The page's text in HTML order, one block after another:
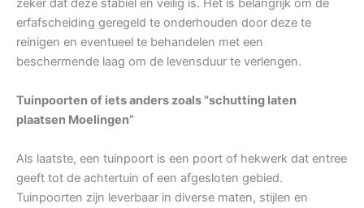
zeker dat deze stabiel en veilig is. Het is belangrijk om de
erfafscheiding geregeld te onderhouden door deze te
reinigen en eventueel te behandelen met een
beschermende laag om de levensduur te verlengen.
Tuinpoorten of iets anders zoals “schutting laten
plaatsen Moelingen”
Als laatste, een tuinpoort is een poort of hekwerk dat entree
geeft tot de achtertuin of een afgesloten gebied.
Tuinpoorten zijn leverbaar in diverse maten, stijlen en